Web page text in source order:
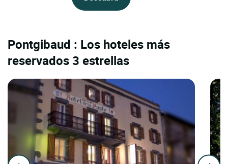
Pontgibaud : Los hoteles más
reservados 3 estrellas